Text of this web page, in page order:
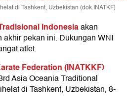
di Tashkent, Uzbekistan (dok.INATKF)
Indonesiaakan
pekan ini. Dukungan WNI
atlet.
Federation (INATKKF)
Asia Oceania Traditional
di Tashkent, Uzbekistan, 8-